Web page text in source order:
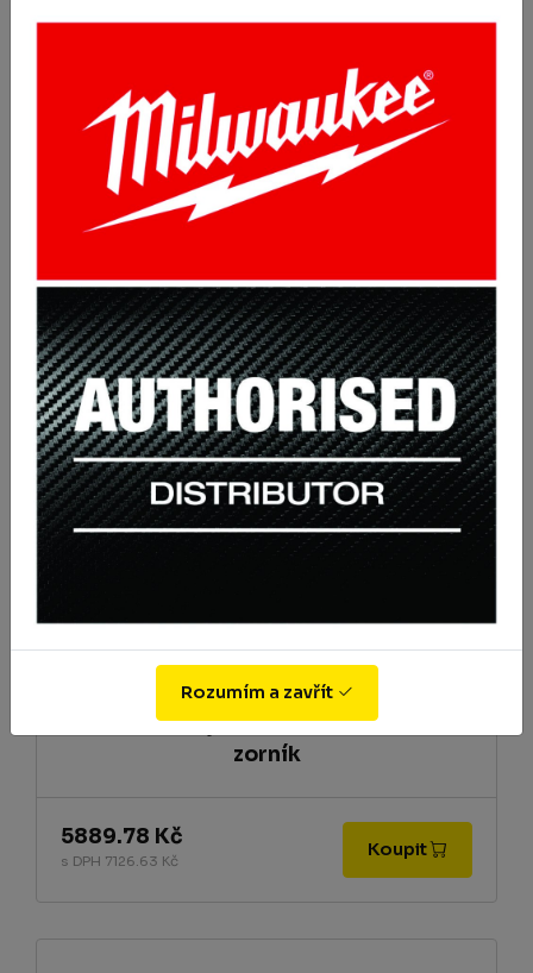
Maska M9200 Rotor Galaxy
4457.76 Kč
s DPH 5393.89 Kč
Koupit
Celoobličejová maska SR 200 PC
zorník
5889.78 Kč
s DPH 7126.63 Kč
Koupit
Rozumím a zavřít